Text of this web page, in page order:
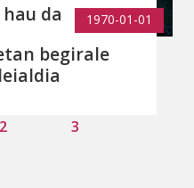
da 1970-01-01
begirale
2 3